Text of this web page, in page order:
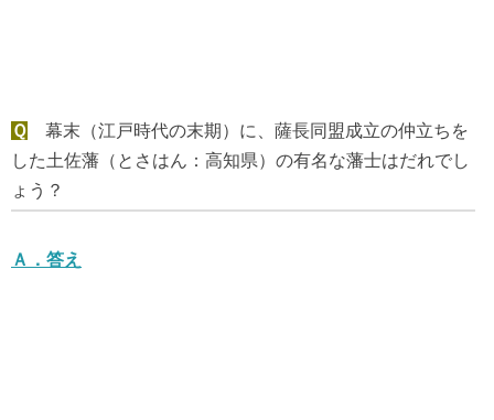
Ｑ
幕末（江戸時代の末期）に、薩長同盟成立の仲立ちを
した土佐藩（とさはん：高知県）の有名な藩士はだれでし
ょう？
Ａ． 答え